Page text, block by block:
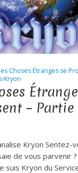
Choses Étranges se
•Kryon
– Partie
Kryon Sentez-
de vous parvenir
suis Kryon du